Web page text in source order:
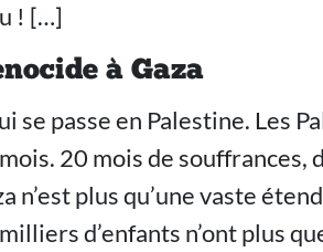
! […]
à Gaza
se passe en Palestine. Les
20 mois de souffrances,
n’est plus qu’une vaste
d’enfants n’ont plus